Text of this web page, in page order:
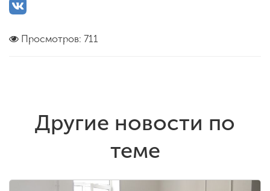
Просмотров: 711
Другие новости по
теме